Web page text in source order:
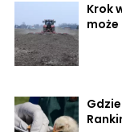
Krok